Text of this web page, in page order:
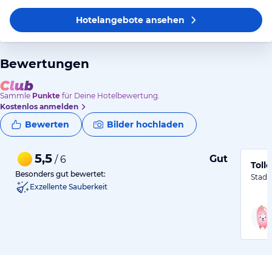
Hotelangeboteansehen
Bewertungen
Sammle Punkte für Deine Hotelbewertung.
Kostenlos anmelden
Bewerten Bilder hochladen
5,5 / 6 Gut
Besonders gut bewertet:
Exzellente Sauberkeit